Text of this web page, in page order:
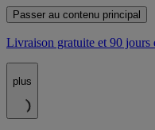
Passer au contenu principal
Livraison gratuite et 90 jours
plus